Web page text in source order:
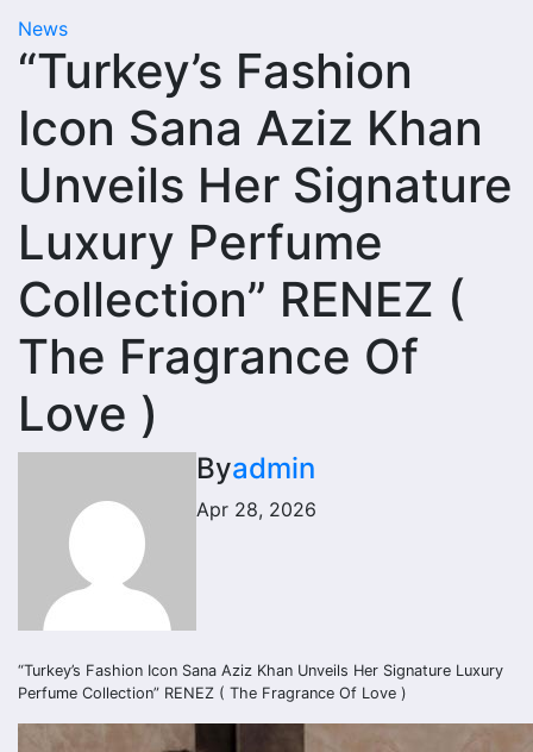
News
“Turkey’s Fashion
Icon Sana Aziz Khan
Unveils Her Signature
Luxury Perfume
Collection” RENEZ (
The Fragrance Of
Love )
Byadmin
Apr 28, 2026
“Turkey’s Fashion Icon Sana Aziz Khan Unveils Her Signature Luxury
Perfume Collection” RENEZ ( The Fragrance Of Love )